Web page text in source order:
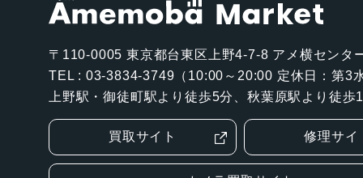
〒110-0005 東京都台東区上野4-7-8 アメ横センタ
TEL : 03-3834-3749（10:00～20:00 定休日：第3水
上野駅・御徒町駅より徒歩5分、秋葉原駅より徒歩
買取サイト 修理サイ